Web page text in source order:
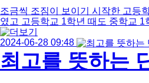
조금씩 조짐이 보이기 시작한 고등
였고 고등학교 1학년 때도 중학교
2024-06-28 09:48
최고를 뜻하는